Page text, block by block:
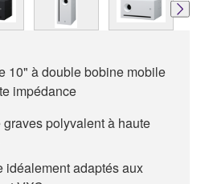
10" à double bobine mobile
impédance
polyvalent à haute
idéalement adaptés aux